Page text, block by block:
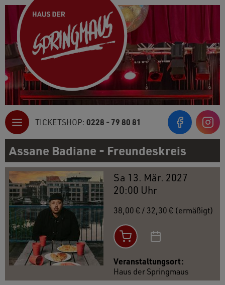
TICKETSHOP: 0228 - 79 80 81
Assane Badiane - Freundeskreis
Sa 13. Mär. 2027
20:00 Uhr
38,00 € / 32,30 € (ermäßigt)
Veranstaltungsort:
Haus der Springmaus